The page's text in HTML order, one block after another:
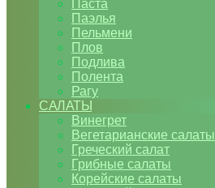
Паста
Паэлья
Пельмени
Плов
Подлива
Полента
Рагу
САЛАТЫ
Винегрет
Вегетарианские салаты
Греческий салат
Грибные салаты
Корейские салаты